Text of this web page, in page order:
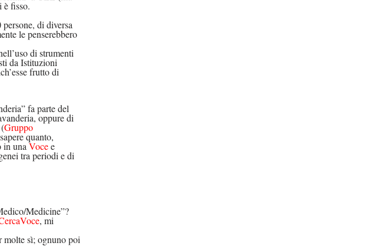
è fisso.
di diversa
le penserebbero
di strumenti
da Istituzioni
frutto di
fa parte del
oppure di
Gruppo
quanto,
in unaVocee
tra periodi e di
Medicine”?
, mi
molte sì; ognuno poi